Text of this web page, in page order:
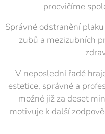
procvičíme
Správné odstranění
zubů a mezizubních
V neposlední řadě
estetice, správné a
možné již za deset
motivuje k další